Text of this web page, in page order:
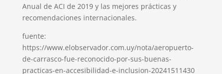
Anual de ACI de 2019 y las mejores prácticas y
recomendaciones internacionales.
fuente:
https://www.elobservador.com.uy/nota/aeropuerto-
de-carrasco-fue-reconocido-por-sus-buenas-
practicas-en-accesibilidad-e-inclusion-20241511430